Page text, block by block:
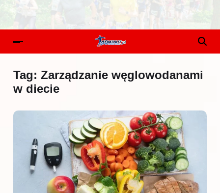
Tag: Zarządzanie węglowodanami
w diecie